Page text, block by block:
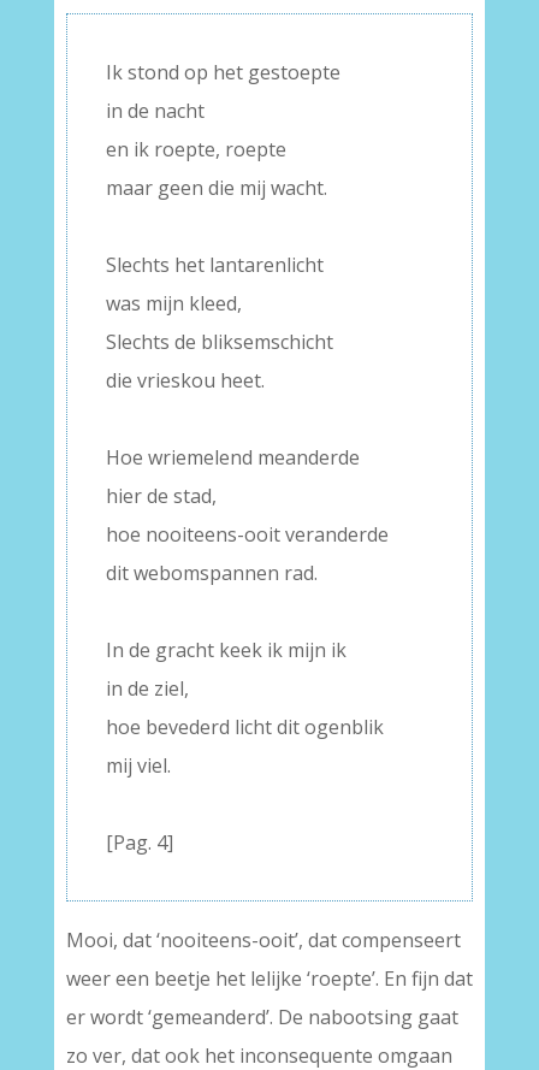
Ik stond op het gestoepte
in de nacht
en ik roepte, roepte
maar geen die mij wacht.
Slechts het lantarenlicht
was mijn kleed,
Slechts de bliksemschicht
die vrieskou heet.
Hoe wriemelend meanderde
hier de stad,
hoe nooiteens-ooit veranderde
dit webomspannen rad.
In de gracht keek ik mijn ik
in de ziel,
hoe bevederd licht dit ogenblik
mij viel.
[Pag. 4]
Mooi, dat ‘nooiteens-ooit’, dat compenseert
weer een beetje het lelijke ‘roepte’. En fijn dat
er wordt ‘gemeanderd’. De nabootsing gaat
zo ver, dat ook het inconsequente omgaan